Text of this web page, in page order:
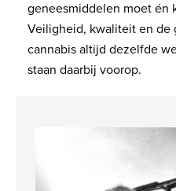
geneesmiddelen moet én
Veiligheid, kwaliteit en de
cannabis altijd dezelfde
staan daarbij voorop.